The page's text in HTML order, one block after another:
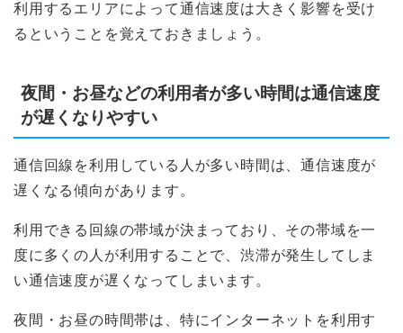
利用するエリアによって通信速度は大きく影響を受け
るということを覚えておきましょう。
夜間・お昼などの利用者が多い時間は通信速度
が遅くなりやすい
通信回線を利用している人が多い時間は、通信速度が
遅くなる傾向があります。
利用できる回線の帯域が決まっており、その帯域を一
度に多くの人が利用することで、渋滞が発生してしま
い通信速度が遅くなってしまいます。
夜間・お昼の時間帯は、特にインターネットを利用す